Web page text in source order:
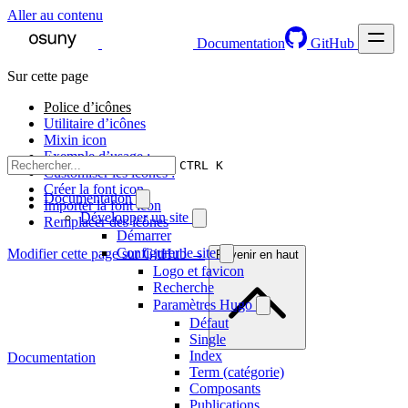
Aller au contenu
Documentation
GitHub
CTRL K
Documentation
Développer un site
Démarrer
Configurer le site
Logo et favicon
Recherche
Paramètres Hugo
Défaut
Single
Index
Term (catégorie)
Composants
Publications
Sur cette page
Police d’icônes
Utilitaire d’icônes
Mixin icon
Exemple d’usage :
Customiser les icônes :
Créer la font icon
Importer la font icon
Remplacer des icônes
Modifier cette page sur GitHub → Revenir en haut
Documentation